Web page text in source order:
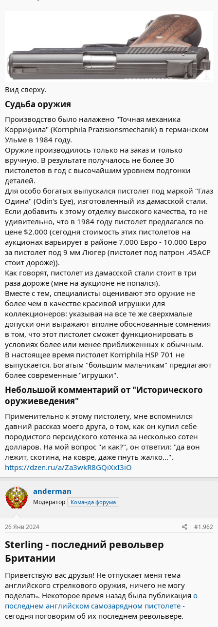
Вид сверху.
Судьба оружия​
Производство было налажено "Точная механика
Коррифила" (Korriphila Prazisionsmechanik) в германском
Ульме в 1984 году.
Оружие производилось только на заказ и только
вручную. В результате получалось не более 30
пистолетов в год с высочайшим уровнем подгонки
деталей.
Для особо богатых выпускался пистолет под маркой "Глаз
Одина" (Odin's Eye), изготовленный из дамасской стали.
Если добавить к этому отделку высокого качества, то не
удивительно, что в 1984 году пистолет предлагался по
цене $2.000 (сегодня стоимость этих пистолетов на
аукционах варьирует в районе 7.000 Евро - 10.000 Евро
за пистолет под 9 мм Люгер (пистолет под патрон .45АСР
стоит дороже)).
Как говорят, пистолет из дамасской стали стоит в три
раза дороже (мне на аукционе не попался).
Вместе с тем, специалисты оценивают это оружие не
более чем в качестве красивой игрушки для
коллекционеров: указывая на все те же сверхмалые
допуски они выражают вполне обоснованные сомнения
в том, что этот пистолет сможет функционировать в
условиях более или менее приближенных к обычным.
В настоящее время пистолет Korriphila HSP 701 не
выпускается. Богатым "большим мальчикам" предлагают
более современные "игрушки".
Небольшой комментарий от "Исторического
оружиеведения"​
Применительно к этому пистолету, мне вспомнился
давний рассказ моего друга, о том, как он купил себе
породистого персидского котенка за несколько сотен
долларов. На мой вопрос "и как?", он ответил: "да вон
лежит, скотина, на ковре, даже пнуть жалко...".
https://dzen.ru/a/Za3wkR8GQiXxI3iO
anderman
Модератор Команда форума
26 Янв 2024 #1.962
Sterling - последний револьвер
Британии​
Приветствую вас друзья! Не отпускает меня тема
английского стрелкового оружия, ничего не могу
поделать. Некоторое время назад была публикация о
последнем английском самозарядном пистолете -
сегодня поговорим об их последнем револьвере.